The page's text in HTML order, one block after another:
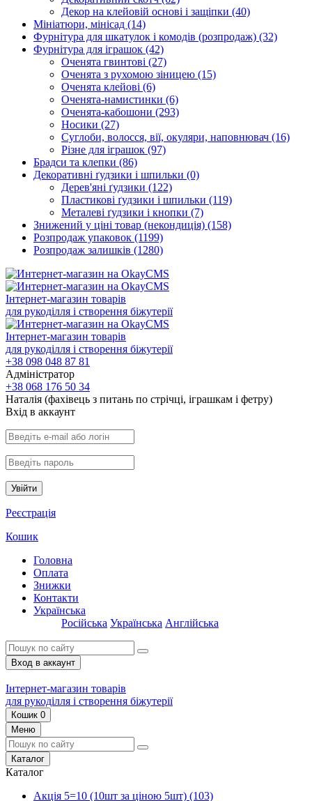
Декор на клейовій основі і защіпки (40)
Мініатюри, мінісад (14)
Фурнітура для шкатулок і комодів (розпродаж) (32)
Фурнітура для іграшок (42)
Оченята гвинтові (27)
Оченята з рухомою зіницею (15)
Оченята клейові (6)
Оченята-намистинки (6)
Оченята-кабошони (293)
Носики (27)
Суглоби, волосся, вії, окуляри, наповнювач (16)
Різне для іграшок (97)
Брадси та клепки (86)
Декоративні ґудзики і шпильки (0)
Дерев'яні ґудзики (122)
Пластикові ґудзики і шпильки (119)
Металеві ґудзики і кнопки (7)
Знижений у ціні товар (некондиція) (158)
Розпродаж упаковок (1199)
Розпродаж залишків (1280)
Інтернет-магазин товарів
для рукоділля і створення біжутерії
Інтернет-магазин товарів
для рукоділля і створення біжутерії
+38 098 048 87 81
Адміністратор
+38 068 176 50 34
Наталія (фахівець з питань по стрічці, іграшкам і фетру)
Вхiд в аккаунт
Увійти
Реєстрація
Кошик
Головна
Оплата
Знижки
Контакти
Українська
Російська Українська Англійська
Вход в аккаунт
Інтернет-магазин товарів
для рукоділля і створення біжутерії
Кошик 0
Меню
Каталог
Каталог
Акція 5=10 (10шт за ціною 5шт) (103)